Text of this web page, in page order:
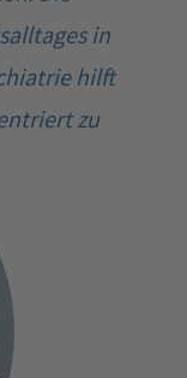
in
hilft
zu